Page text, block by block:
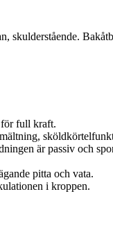
skulderstående.
för full kraft.
är passiv och
pitta och vata.
i kroppen.